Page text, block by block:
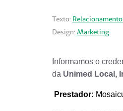
Texto:
Design: Marketing
Informamos o
da Unimed Local,
Prestador: